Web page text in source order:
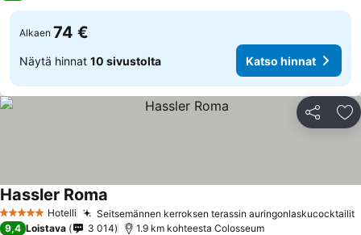
Alkaen 74 €
Näytä hinnat 10 sivustolta Katso hinnat
Jaa
5 Tähtiluokitus
Hotelli Seitsemännen kerroksen terassin auringonlaskucocktailit
Hassler Roma
9,4 Loistava 3 014 1.9 km kohteesta Colosseum